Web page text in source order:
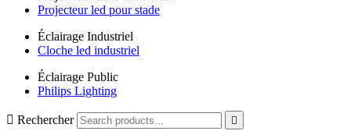
Projecteur led pour stade
Éclairage Industriel
Cloche led industriel
Éclairage Public
Philips Lighting
 Rechercher 